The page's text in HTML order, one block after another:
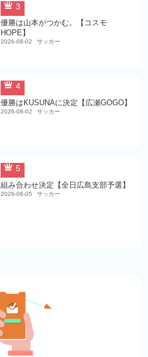
3
優勝は山本がつかむ。【コスモ
HOPE】
2026-08-02 サッカー
4
優勝はKUSUNAに決定【広瀬GOGO】
2026-08-02 サッカー
5
組み合わせ決定【全日広島支部予選】
2026-08-05 サッカー